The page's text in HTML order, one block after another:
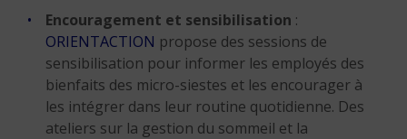
Encouragement et sensibilisation :
ORIENTACTION propose des sessions de
sensibilisation pour informer les employés des
bienfaits des micro-siestes et les encourager à
les intégrer dans leur routine quotidienne. Des
ateliers sur la gestion du sommeil et la